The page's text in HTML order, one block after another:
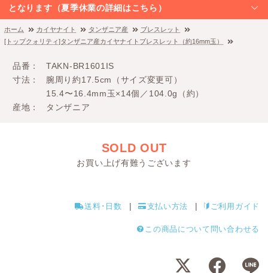
となります（夏季休業の詳細はこちら）
ホーム カイヤナイト タンザニア産
ブレスレット
[トップクォリティ]タンザニア産カイヤナイトブレスレット（約16mm玉）
品番
TAKN-BR1601IS
寸法
腕周り約17.5cm（サイズ変更可）
15.4〜16.4mm玉×14個／104.0g（約）
産地
タンザニア
SOLD OUT
お買い上げ有難うございます
送料･日数 支払い方法 ご利用ガイド
この商品について問い合わせる